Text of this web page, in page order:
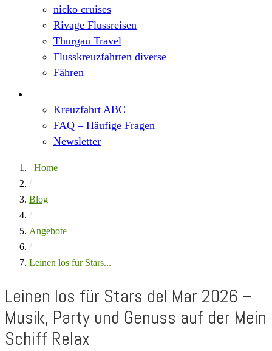
nicko cruises
Rivage Flussreisen
Thurgau Travel
Flusskreuzfahrten diverse
Fähren
Kreuzfahrt ABC
FAQ – Häufige Fragen
Newsletter
Home
/
Blog
/
Angebote
/
Leinen los für Stars...
Leinen los für Stars del Mar 2026 –
Musik, Party und Genuss auf der Mein
Schiff Relax